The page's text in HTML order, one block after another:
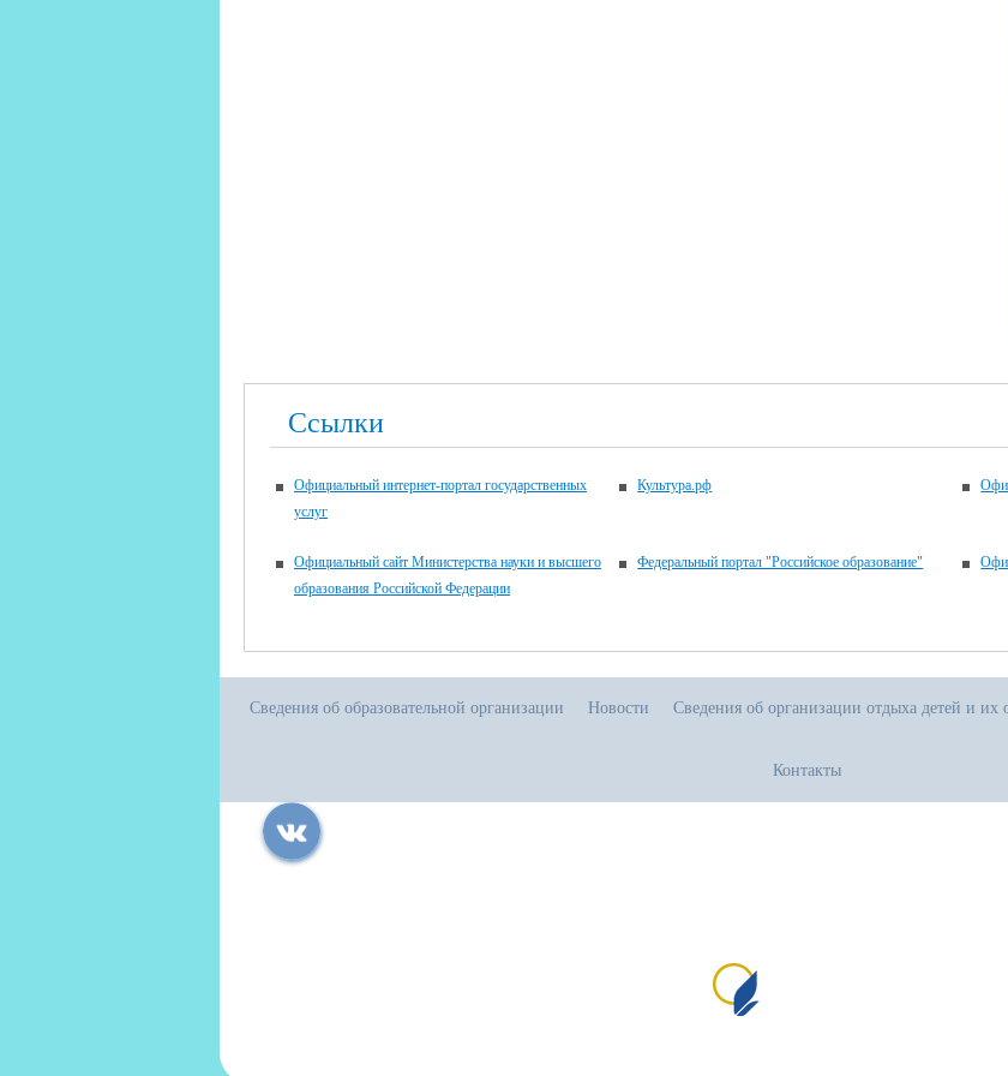
Ссылки
Официальный интернет-портал государственных
услуг
Культура.рф
Официальный сайт Министерства науки и высшего
образования Российской Федерации
Федеральный портал "Российское образование"
Сведения об образовательной организации Новости Сведения об организации отдыха детей и их
Контакты